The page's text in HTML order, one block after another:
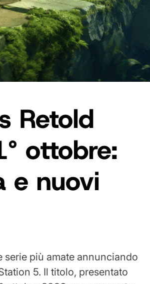
Retold
ottobre:
e nuovi
più amate annunciando
5. Il titolo, presentato